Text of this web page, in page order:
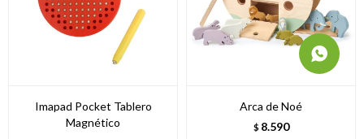
Imapad Pocket Tablero
Magnético
Arca de Noé
$ 8.590